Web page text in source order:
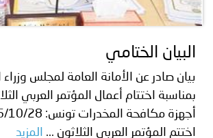
البيان الختامي
بيان صادر عن الأمانة العامة لمجلس وزراء
بمناسبة اختتام أعمال المؤتمر العربي
اختتم المؤتمر العربي الثلاثون ...
المزيد